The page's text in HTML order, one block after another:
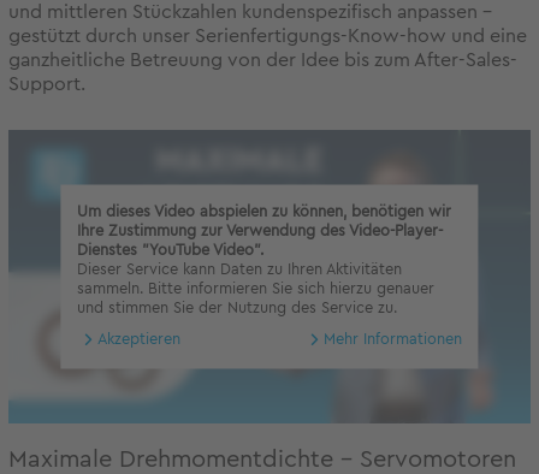
und mittleren Stückzahlen kundenspezifisch anpassen –
gestützt durch unser Serienfertigungs-Know-how und eine
ganzheitliche Betreuung von der Idee bis zum After-Sales-
Support.
Um dieses Video abspielen zu können, benötigen wir
Ihre Zustimmung zur Verwendung des Video-Player-
Dienstes "YouTube Video".
Dieser Service kann Daten zu Ihren Aktivitäten
sammeln. Bitte informieren Sie sich hierzu genauer
und stimmen Sie der Nutzung des Service zu.
Akzeptieren Mehr Informationen
Maximale Drehmomentdichte – Servomotoren